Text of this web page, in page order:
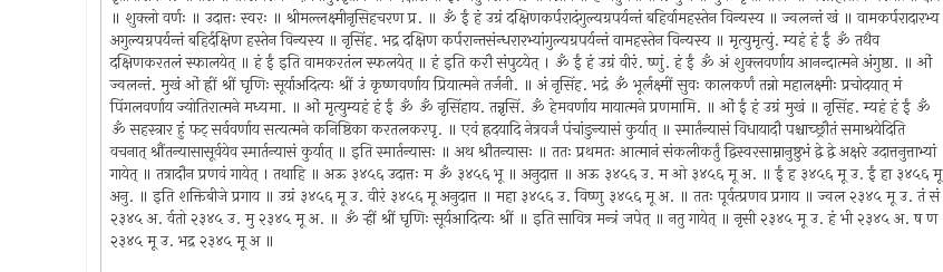
॥ शुक्लो वर्णः ॥ उदात्तः स्वरः ॥ श्रीमल्लक्ष्मीनृसिहचरण प्र. ॥ ॐ ईं हं उग्रं दक्षिणकर्परादंगुल्यग्रपर्यन्तं बहिर्वामहस्तेन विन्यस्य ॥ ज्वलन्तं खं ॥ वामकर्परादारभ्य
अगुल्यग्रपर्यन्तं बहिर्दक्षिण हस्तेन विन्यस्य ॥ नृसिंह. भद्र दक्षिण कर्परान्तसंन्धरारभ्यांगुल्यग्रपर्यन्तं वामहस्तेन विन्यस्य ॥ मृत्युमृत्युं. म्यहं हं ईं ॐ तथैव
दक्षिणकरतलं स्फालयेत् ॥ हं ईं इति वामकरतंल स्फलयेत् ॥ हं इति करौ संपुटयेत् । ॐ ईं हं उग्रं वीरं. ष्णुं. हं ईं ॐ अं शुक्लवर्णाय आनन्दात्मने अंगुष्ठा. ॥ ओं
ज्वलन्तं. मुखं ओं ह्रीं श्रीं घृणिः सूर्याअदित्यः श्रीं उं कृष्णवर्णाय प्रियात्मने तर्जनी. ॥ अं नृसिंह. भद्रं ॐ भूर्लक्ष्मीं सुवः कालकर्णं तन्नो महालक्ष्मीः प्रचोदयात् मं
पिंगलवर्णाय ज्योतिरात्मने मध्यमा. ॥ ओं मृत्युम्यहं हं ईं ॐ ॐ नृसिंहाय. तन्नृसिं. ॐ हेमवर्णाय मायात्मने प्रणमामि. ॥ ओं ईं हं उग्रं मुखं ॥ नृसिंह. म्यहं हं ईं ॐ
ॐ सहस्त्रार हुं फट्‍ सर्ववर्णाय सत्यत्मने कनिष्ठिका करतलकरपृ. ॥ एवं ह्रदयादि नेत्रवर्जं पंचांङुन्यासं कुर्यात् ॥ स्मार्तंन्यासं विधायादौ पश्चाच्छ्रौतं समाश्रयेदिति
वचनात् श्रौंतन्यासासूर्वयेव स्मार्तन्यासं कुर्यात् ॥ इति स्मार्तन्यासः ॥ अथ श्रौतन्यासः ॥ ततः प्रथमतः आत्मानं संकलीकर्तुं द्विस्वरसाम्नानुष्ठुभं द्वे द्वे अक्षरे उदात्तनुत्ताभ्यां
गायेत् ॥ तत्रादौन प्रणवं गायेत् । तथाहि ॥ अऊ ३४५६ उदात्तः म ॐ ३४५६ भू ॥ अनुदात्त ॥ अऊ ३४५६ उ. म ओ ३४५६ मू अ. ॥ ईं ह ३४५६ मू उ. ईं हा ३४५६ मू
अनु. ॥ इति शक्तिबीजे प्रगाय ॥ उग्रं ३४५६ मू उ. वीरं ३४५६ मू अनुदात्त ॥ महा ३४५६ उ. विष्णु ३४५६ मू अ. ॥ ततः पूर्वत्प्रणव प्रगाय ॥ ज्वल २३४५ मू उ. तं सं
२३४५ अ. र्वतो २३४५ उ. मु २३४५ मू अ. ॥ ॐ र्‍हीं श्रीं घृणिः सूर्यआदित्यः श्रीं ॥ इति सावित्र मन्त्रं जपेत् ॥ नतु गायेत् ॥ नृसी २३४५ मू उ. हं भी २३४५ अ. ष ण
२३४५ मू उ. भद्र २३४५ मू अ ॥